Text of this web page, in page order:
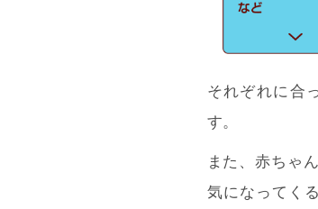
それぞれに合
す。
また、赤ちゃ
気になってく